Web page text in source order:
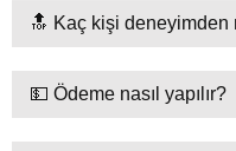
🔝 Kaç kişi deneyimden
💵 Ödeme nasıl yapılır?